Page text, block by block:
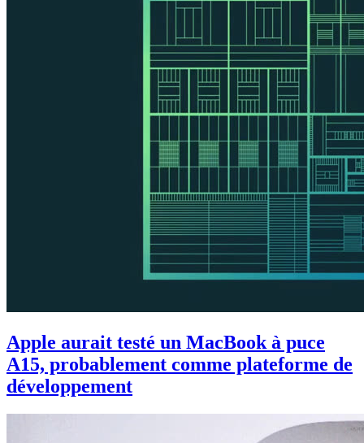
Apple aurait testé un MacBook à puce
A15, probablement comme plateforme de
développement